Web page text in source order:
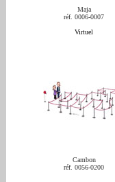
Maja
réf. 0006-0007
Virtuel
Cambon
réf. 0056-0200